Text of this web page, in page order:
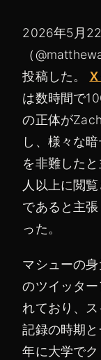
2026年5月
（
投稿した。 X
は数時間で
の正体が
し、様々な
を非難した
人以上に閲
であると主
った。
マシューの
のツイッタ
れており、
記録の時期
年に大学で